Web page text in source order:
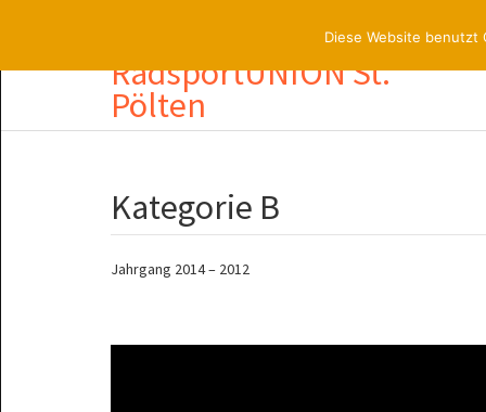
RadsportUNION St.
Pölten
Kategorie B
Jahrgang 2014 – 2012
Diese Website benutzt